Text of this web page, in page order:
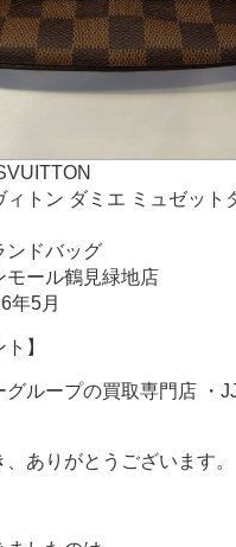
ィトン ダミエ ミュゼット
ンドバッグ
モール鶴見緑地店
年5月
】
ループの買取専門店 ・
ありがとうございます。